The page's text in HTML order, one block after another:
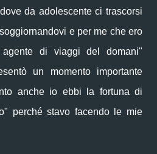
da adolescente ci trascorsi
e per me che ero
di viaggi del domani"
un momento importante
anche io ebbi la fortuna di
perché stavo facendo le mie